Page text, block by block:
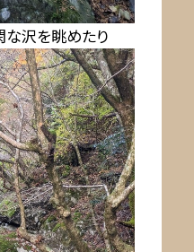
な沢を眺めたり